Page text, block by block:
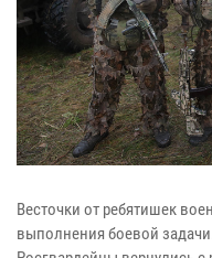
Весточки от ребятишек
выполнения боевой